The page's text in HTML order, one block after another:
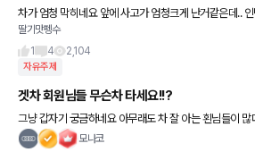
차가 엄청 막히네요 앞에 사고가 엄청크게 난거같은데.. 인
서 시흥 가시는분들 참고하셔서 우회해서 가셔요
딸기맛펭수
1
4 2,104
자유주제
겟차 회원님들 무슨차 타세요!!?
그냥 갑자기 궁금하네요 아무래도 차 잘 아는 횐님들이 많다보니까 ㅎㅎ 수입차가 대부분
이려나요 ^^
모나코